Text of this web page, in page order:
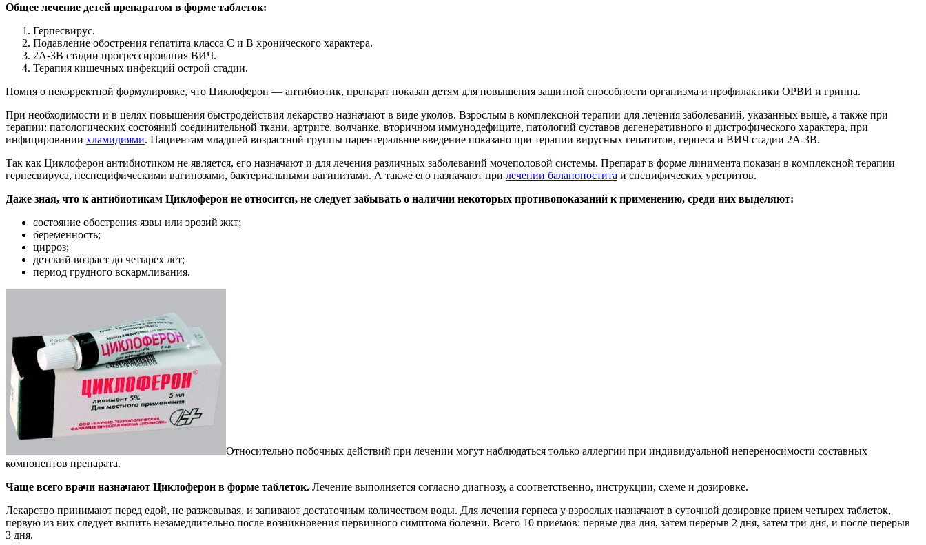
Общее лечение детей препаратом в форме таблеток:
Герпесвирус.
Подавление обострения гепатита класса С и В хронического характера.
2А-3В стадии прогрессирования ВИЧ.
Терапия кишечных инфекций острой стадии.
Помня о некорректной формулировке, что Циклоферон — антибиотик, препарат показан детям для повышения защитной способности организма и профилактики ОРВИ и гриппа.
При необходимости и в целях повышения быстродействия лекарство назначают в виде уколов. Взрослым в комплексной терапии для лечения заболеваний, указанных выше, а также при
терапии: патологических состояний соединительной ткани, артрите, волчанке, вторичном иммунодефиците, патологий суставов дегенеративного и дистрофического характера, при
инфицировании хламидиями. Пациентам младшей возрастной группы парентеральное введение показано при терапии вирусных гепатитов, герпеса и ВИЧ стадии 2А-3В.
Так как Циклоферон антибиотиком не является, его назначают и для лечения различных заболеваний мочеполовой системы. Препарат в форме линимента показан в комплексной терапии
герпесвируса, неспецифическими вагинозами, бактериальными вагинитами. А также его назначают при лечении баланопостита и специфических уретритов.
Даже зная, что к антибиотикам Циклоферон не относится, не следует забывать о наличии некоторых противопоказаний к применению, среди них выделяют:
состояние обострения язвы или эрозий жкт;
беременность;
цирроз;
детский возраст до четырех лет;
период грудного вскармливания.
Относительно побочных действий при лечении могут наблюдаться только аллергии при индивидуальной непереносимости составных
компонентов препарата.
Чаще всего врачи назначают Циклоферон в форме таблеток. Лечение выполняется согласно диагнозу, а соответственно, инструкции, схеме и дозировке.
Лекарство принимают перед едой, не разжевывая, и запивают достаточным количеством воды. Для лечения герпеса у взрослых назначают в суточной дозировке прием четырех таблеток,
первую из них следует выпить незамедлительно после возникновения первичного симптома болезни. Всего 10 приемов: первые два дня, затем перерыв 2 дня, затем три дня, и после перерыв
3 дня.